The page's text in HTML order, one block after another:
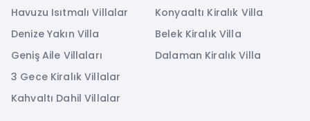
Havuzu Isıtmalı Villalar
Denize Yakın Villa
Geniş Aile Villaları
3 Gece Kiralık Villalar
Kahvaltı Dahil Villalar
Konyaaltı Kiralık Villa
Belek Kiralık Villa
Dalaman Kiralık Villa